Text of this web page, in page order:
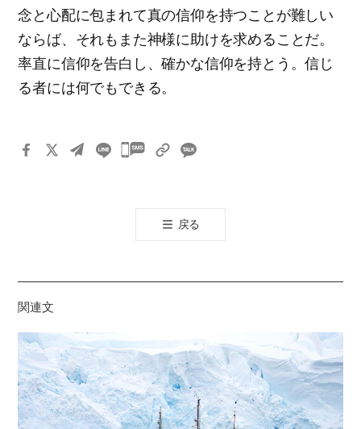
念と心配に包まれて真の信仰を持つことが難しい
ならば、それもまた神様に助けを求めることだ。
率直に信仰を告白し、確かな信仰を持とう。信じ
る者には何でもできる。
카
톡
공
기
戻る
関連文